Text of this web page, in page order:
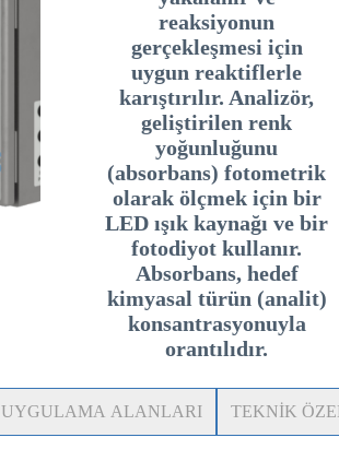
reaksiyonun
gerçekleşmesi için
uygun reaktiflerle
karıştırılır. Analizör,
geliştirilen renk
yoğunluğunu
(absorbans) fotometrik
olarak ölçmek için bir
LED ışık kaynağı ve bir
fotodiyot kullanır.
Absorbans, hedef
kimyasal türün (analit)
konsantrasyonuyla
orantılıdır.
UYGULAMA ALANLARI TEKNİK